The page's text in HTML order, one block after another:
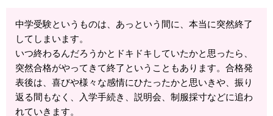
中学受験というものは、あっという間に、本当に突然終了
してしまいます。
いつ終わるんだろうかとドキドキしていたかと思ったら、
突然合格がやってきて終了ということもあります。合格発
表後は、喜びや様々な感情にひたったかと思いきや、振り
返る間もなく、入学手続き、説明会、制服採寸などに追わ
れていきます。